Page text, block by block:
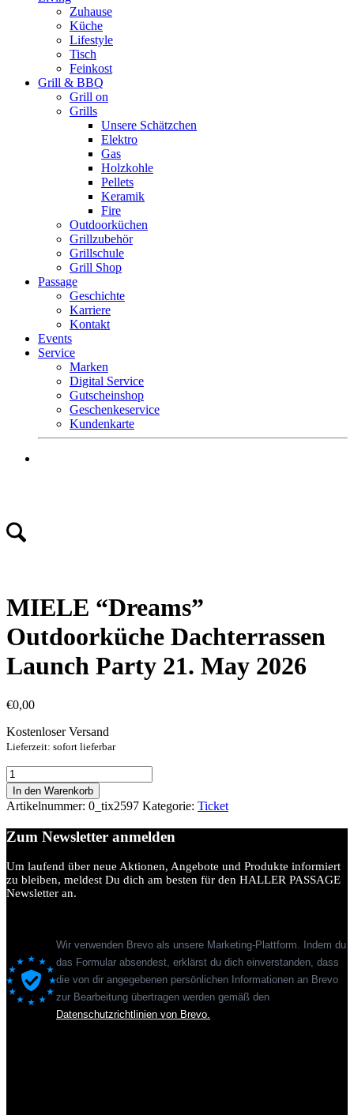
Zuhause
Küche
Lifestyle
Tisch
Feinkost
Grill & BBQ
Grill on
Grills
Unsere Schätzchen
Elektro
Gas
Holzkohle
Pellets
Keramik
Fire
Outdoorküchen
Grillzubehör
Grillschule
Grill Shop
Passage
Geschichte
Karriere
Kontakt
Events
Service
Marken
Digital Service
Gutscheinshop
Geschenkeservice
Kundenkarte
MIELE “Dreams”
Outdoorküche Dachterrassen
Launch Party 21. May 2026
€0,00
Kostenloser Versand
Lieferzeit: sofort lieferbar
MIELE
“Dreams”
Outdoorküche
Dachterrassen
Launch
Party
May
2026
Menge
In den Warenkorb
Artikelnummer: 0_tix2597 Kategorie: Ticket
Zum Newsletter anmelden
Um laufend über neue Aktionen, Angebote und Produkte informiert
zu bleiben, meldest Du dich am besten für den HALLER PASSAGE
Newsletter an.
Wir verwenden Brevo als unsere Marketing-Plattform. Indem du
das Formular absendest, erklärst du dich einverstanden, dass
die von dir angegebenen persönlichen Informationen an Brevo
zur Bearbeitung übertragen werden gemäß den
Datenschutzrichtlinien von Brevo.